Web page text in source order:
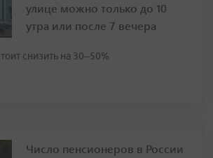
улице можно только до 10
утра или после 7 вечера
снизить на 30–50%
Число пенсионеров в России